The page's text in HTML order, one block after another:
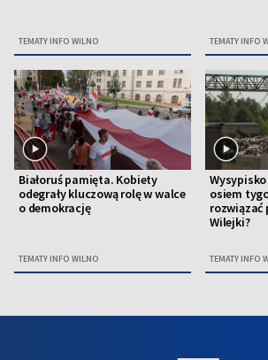
TEMATY INFO WILNO TEMATY INFO
Białoruś pamięta. Kobiety
odegrały kluczową rolę w walce
o demokrację
TEMATY INFO WILNO
osiem
rozwiązać
Wilejki?
TEMATY INFO